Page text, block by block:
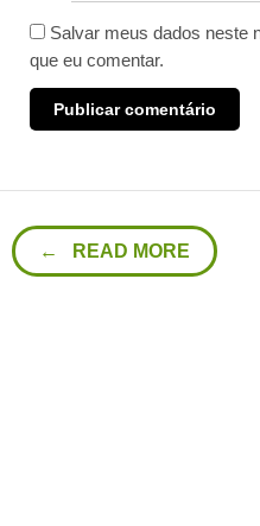
Salvar meus dados neste
que eu comentar.
← READ MORE